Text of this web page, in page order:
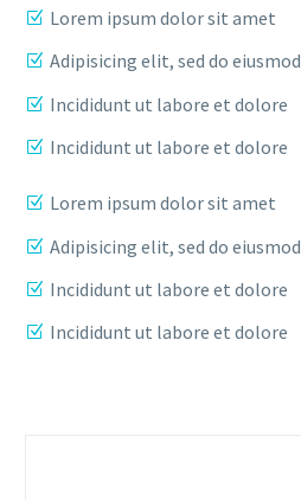
Lorem ipsum dolor sit amet
Adipisicing elit, sed do eiusmod
Incididunt ut labore et dolore
Incididunt ut labore et dolore
Lorem ipsum dolor sit amet
Adipisicing elit, sed do eiusmod
Incididunt ut labore et dolore
Incididunt ut labore et dolore